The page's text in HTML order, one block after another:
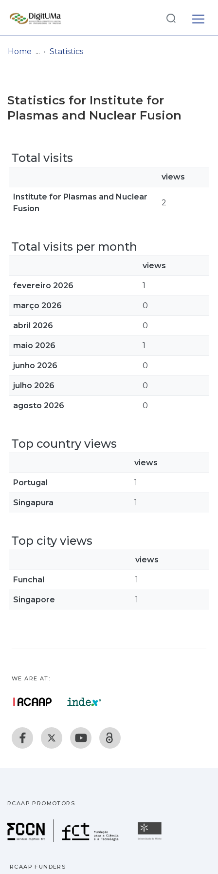
Browse repository
Log
In(current)
Home Statistics
Statistics for Institute for
Plasmas and Nuclear Fusion
Total visits
views
Institute for Plasmas and Nuclear
Fusion
2
Total visits per month
views
fevereiro 2026 1
março 2026 0
abril 2026 0
maio 2026 1
junho 2026 0
julho 2026 0
agosto 2026 0
Top country views
views
Portugal 1
Singapura 1
Top city views
views
Funchal 1
Singapore 1
WE ARE AT:
RCAAP PROMOTORS
Fundação para a
RCAAP FUNDERS